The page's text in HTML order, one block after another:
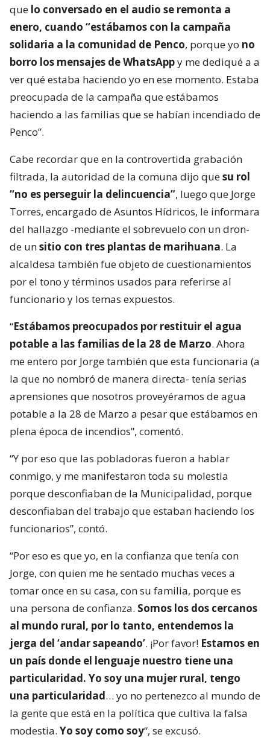
que lo conversado en el audio se remonta a
enero, cuando “estábamos con la campaña
solidaria a la comunidad de Penco, porque yo no
borro los mensajes de WhatsAppy me dediqué a a
ver qué estaba haciendo yo en ese momento. Estaba
preocupada de la campaña que estábamos
haciendo a las familias que se habían incendiado de
Penco”.
Cabe recordar que en la controvertida grabación
filtrada, la autoridad de la comuna dijo quesu rol
“no es perseguir la delincuencia”, luego que Jorge
Torres, encargado de Asuntos Hídricos, le informara
del hallazgo -mediante el sobrevuelo con un dron-
de unsitio con tres plantas de marihuana. La
alcaldesa también fue objeto de cuestionamientos
por el tono y términos usados para referirse al
funcionario y los temas expuestos.
“Estábamos preocupados por restituir el agua
potable a las familias de la 28 de Marzo. Ahora
me entero por Jorge también que esta funcionaria (a
la que no nombró de manera directa- tenía serias
aprensiones que nosotros proveyéramos de agua
potable a la 28 de Marzo a pesar que estábamos en
plena época de incendios”, comentó.
“Y por eso que las pobladoras fueron a hablar
conmigo, y me manifestaron toda su molestia
porque desconfiaban de la Municipalidad, porque
desconfiaban del trabajo que estaban haciendo los
funcionarios”, contó.
“Por eso es que yo, en la confianza que tenía con
Jorge, con quien me he sentado muchas veces a
tomar once en su casa, con su familia, porque es
una persona de confianza. Somos los dos cercanos
al mundo rural, por lo tanto, entendemos la
jerga del ‘andar sapeando’. ¡Por favor! Estamos en
un país donde el lenguaje nuestro tiene una
particularidad. Yo soy una mujer rural, tengo
una particularidad… yo no pertenezco al mundo de
la gente que está en la política que cultiva la falsa
modestia. Yo soy como soy“, se excusó.